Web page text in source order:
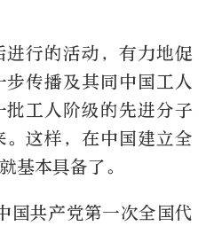
行的活动，有力地促
传播及其同中国工人
工人阶级的先进分子
这样，在中国建立全
基本具备了。
共产党第一次全国代